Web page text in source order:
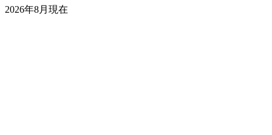
2026年8月現在